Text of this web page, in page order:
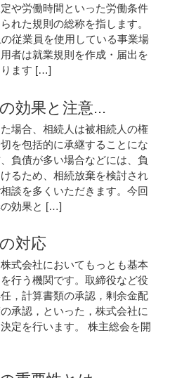
や労働時間といった労働条件
れた規則の総称を指します。
従業員を使用している事業場
者は就業規則を作成・届出を
ます […]
効果と注意...
場合、相続人は被相続人の権
を包括的に承継することにな
負債が多い場合などには、負
るため、相続放棄を検討され
談を多くいただきます。今回
効果と […]
対応
式会社においてもっとも基本
行う機関です。取締役など役
，計算書類の承認，剰余金配
承認，といった，株式会社に
定を行います。 株主総会を開